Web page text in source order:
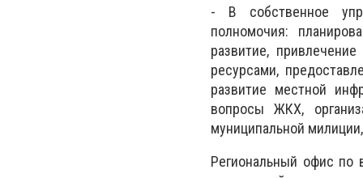
- В собственное
полномочия:
развитие,
ресурсами,
развитие местной
вопросы ЖКХ,
муниципальной
Региональный офис по